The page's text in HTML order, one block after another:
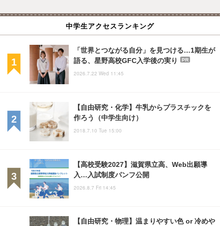
中学生アクセスランキング
「世界とつながる自分」を見つける…1期生が
語る、星野高校GFC入学後の実り
PR
2026.7.22 Wed 11:45
【自由研究・化学】牛乳からプラスチックを
作ろう（中学生向け）
2018.7.10 Tue 15:00
【高校受験2027】滋賀県立高、Web出願導
入…入試制度パンフ公開
2026.8.7 Fri 14:45
【自由研究・物理】温まりやすい色 or 冷めや